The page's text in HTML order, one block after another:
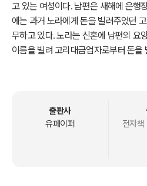
고 있는 여성이다. 남편은 새해에 은행
에는 과거 노라에게 돈을 빌려주었던
무하고 있다. 노라는 신혼에 남편의 요
이름을 빌려 고리대금업자로부터 돈을
운동을 촉발시키는 계기가 되었다.
출판사
유페이퍼
전자책